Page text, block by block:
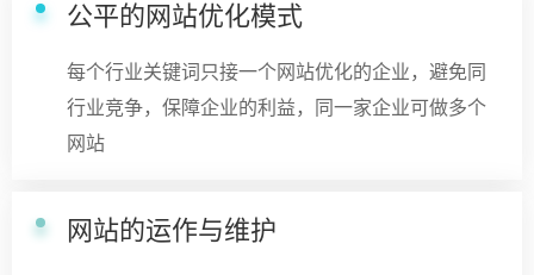
公平的网站优化模式
每个行业关键词只接一个网站优化的企业，避免同
行业竞争，保障企业的利益，同一家企业可做多个
网站
网站的运作与维护